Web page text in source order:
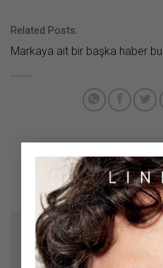
Related Posts:
Markaya ait bir başka haber
Bir yanıt yazın
E-posta adresiniz